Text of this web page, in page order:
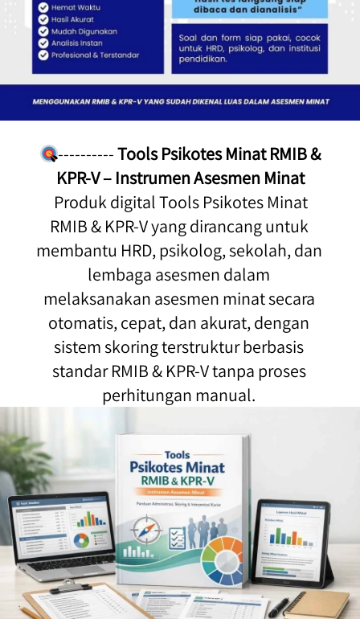
---------- Tools Psikotes Minat RMIB &
KPR-V – Instrumen Asesmen Minat
RMIB & KPR-V yang dirancang untuk
membantu HRD, psikolog, sekolah, dan
lembaga asesmen dalam
melaksanakan asesmen minat secara
otomatis, cepat, dan akurat, dengan
sistem skoring terstruktur berbasis
standar RMIB & KPR-V tanpa proses
perhitungan manual.